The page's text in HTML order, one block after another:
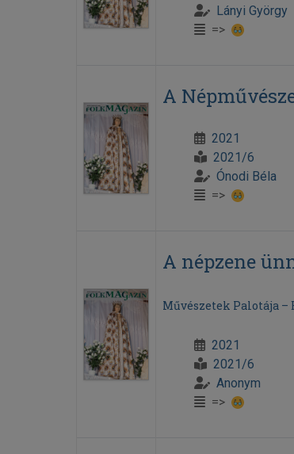
Lányi György
=>
A
2021
2021/6
Ónodi Béla
=>
A népzene
Művészetek Palotája –
2021
2021/6
Anonym
=>